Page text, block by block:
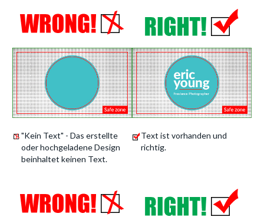
"Kein Text" - Das erstellte
oder hochgeladene Design
beinhaltet keinen Text.
Text ist vorhanden und
richtig.